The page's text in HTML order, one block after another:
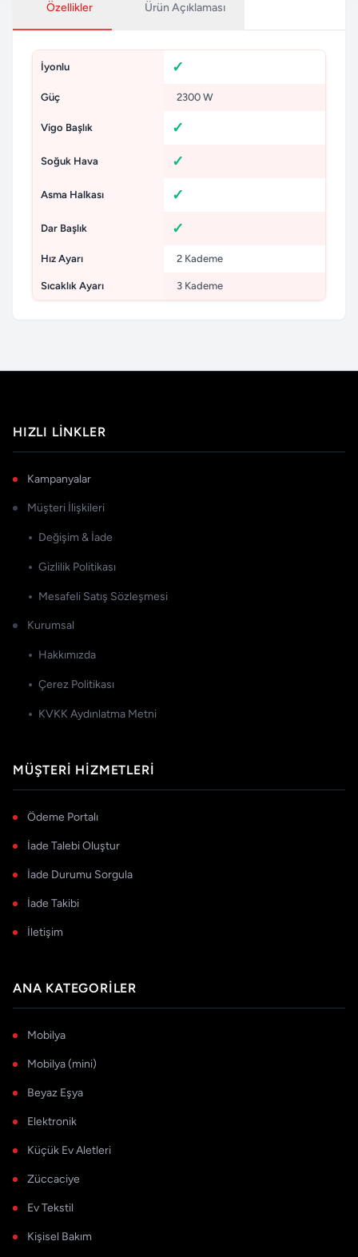
Özellikler Ürün Açıklaması
İyonlu
Güç 2300 W
Vigo Başlık
Soğuk Hava
Asma Halkası
Dar Başlık
Hız Ayarı 2 Kademe
Sıcaklık Ayarı 3 Kademe
HIZLI LINKLER
Kampanyalar
Müşteri İlişkileri
Değişim & İade
Gizlilik Politikası
Mesafeli Satış Sözleşmesi
Kurumsal
Hakkımızda
Çerez Politikası
KVKK Aydınlatma Metni
MÜŞTERI HIZMETLERI
Ödeme Portalı
İade Talebi Oluştur
İade Durumu Sorgula
İade Takibi
İletişim
ANA KATEGORILER
Mobilya
Mobilya (mini)
Beyaz Eşya
Elektronik
Küçük Ev Aletleri
Züccaciye
Ev Tekstil
Kişisel Bakım